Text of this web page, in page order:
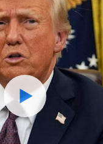
Watch